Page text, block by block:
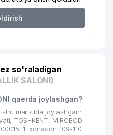
731 м
738 м
846 м
so'raladigan
SALONI)
qaerda joylashgan?
shu manzilda joylashgan:
TOSHKENT, MIROBOD
1, xonadon 109-110.